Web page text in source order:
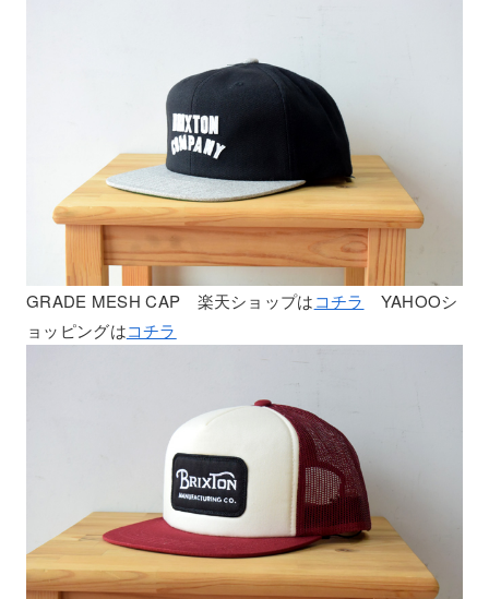
GRADE MESH CAP 楽天ショップはコチラ
YAHOOシ
ョッピングはコチラ